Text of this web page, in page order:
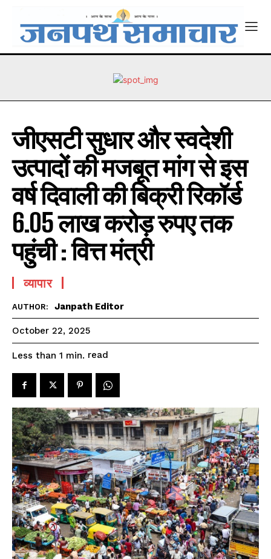
जीएसटी सुधार और स्वदेशी
उत्पादों की मजबूत मांग से इस
वर्ष दिवाली की बिक्री रिकॉर्ड
6.05 लाख करोड़ रुपए तक
पहुंची : वित्त मंत्री
व्यापार
AUTHOR: Janpath Editor
October 22, 2025
Less than 1 min. read